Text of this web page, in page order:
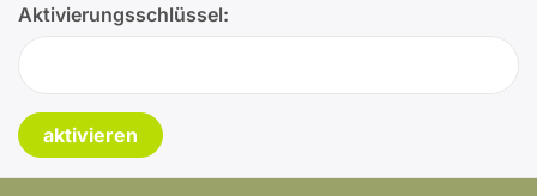
Aktivierungsschlüssel: